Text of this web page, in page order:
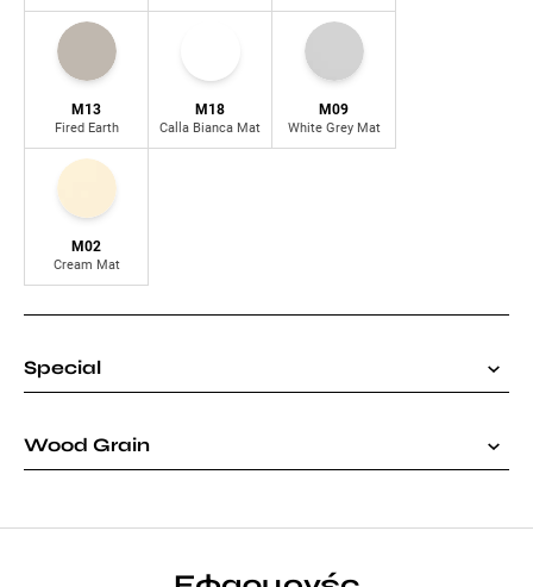
M13
Fired Earth
M18
Calla Bianca Mat
M09
White Grey Mat
M02
Cream Mat
Special
Wood Grain